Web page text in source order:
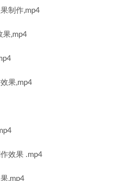
制作,mp4
果,mp4
果,mp4
效果 .mp4
,mp4